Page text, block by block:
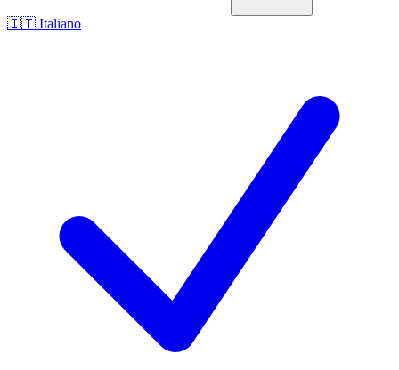
🇮🇹 Italiano